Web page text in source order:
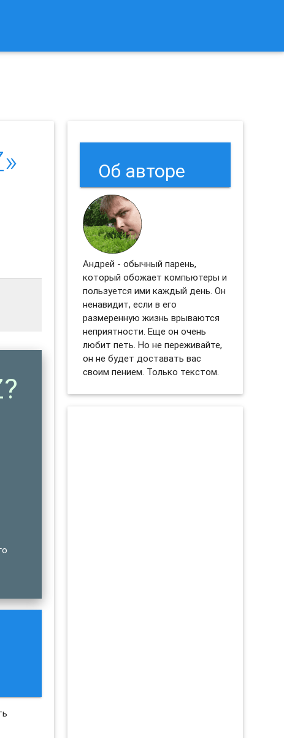
Об авторе
Андрей - обычный парень,
который обожает компьютеры и
пользуется ими каждый день. Он
ненавидит, если в его
размеренную жизнь врываются
неприятности. Еще он очень
любит петь. Но не переживайте,
он не будет доставать вас
своим пением. Только текстом.